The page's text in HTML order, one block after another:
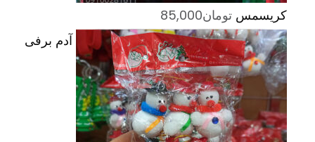
کریسمس تومان85,000
آدم برفی